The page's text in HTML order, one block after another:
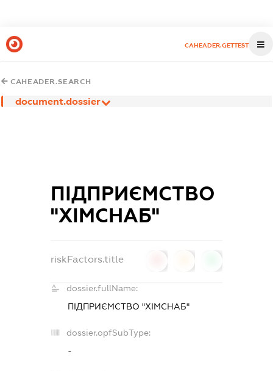
CAHEADER.GETTEST
CAHEADER.SEARCH
document.dossier
ПІДПРИЄМСТВО
"ХІМСНАБ"
riskFactors.title
dossier.fullName:
ПІДПРИЄМСТВО "ХІМСНАБ"
dossier.opfSubType:
-